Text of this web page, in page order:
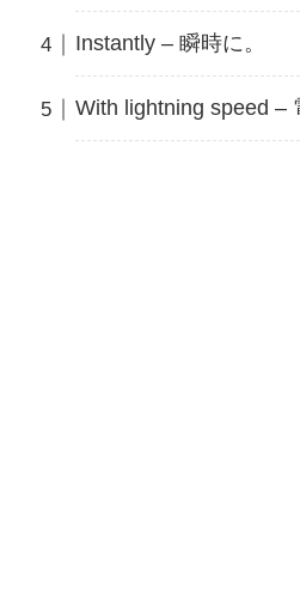
Instantly – 瞬時に。
With lightning speed –